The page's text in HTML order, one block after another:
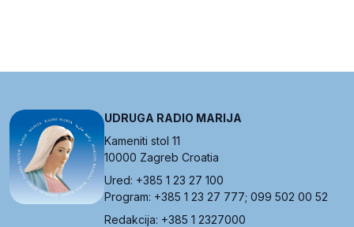
UDRUGA RADIO MARIJA
Kameniti stol 11
10000 Zagreb Croatia
Ured: +385 1 23 27 100
Program: +385 1 23 27 777; 099 502 00 52
Redakcija: +385 1 2327000